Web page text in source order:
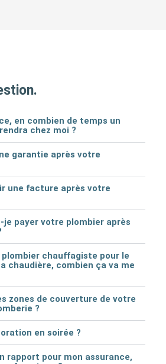
en combien de temps un
chez moi ?
garantie après votre
une facture après votre
je payer votre plombier après
chauffagiste pour le
chaudière, combien ça va me
zones de couverture de votre
?
en soirée ?
rapport pour mon assurance,